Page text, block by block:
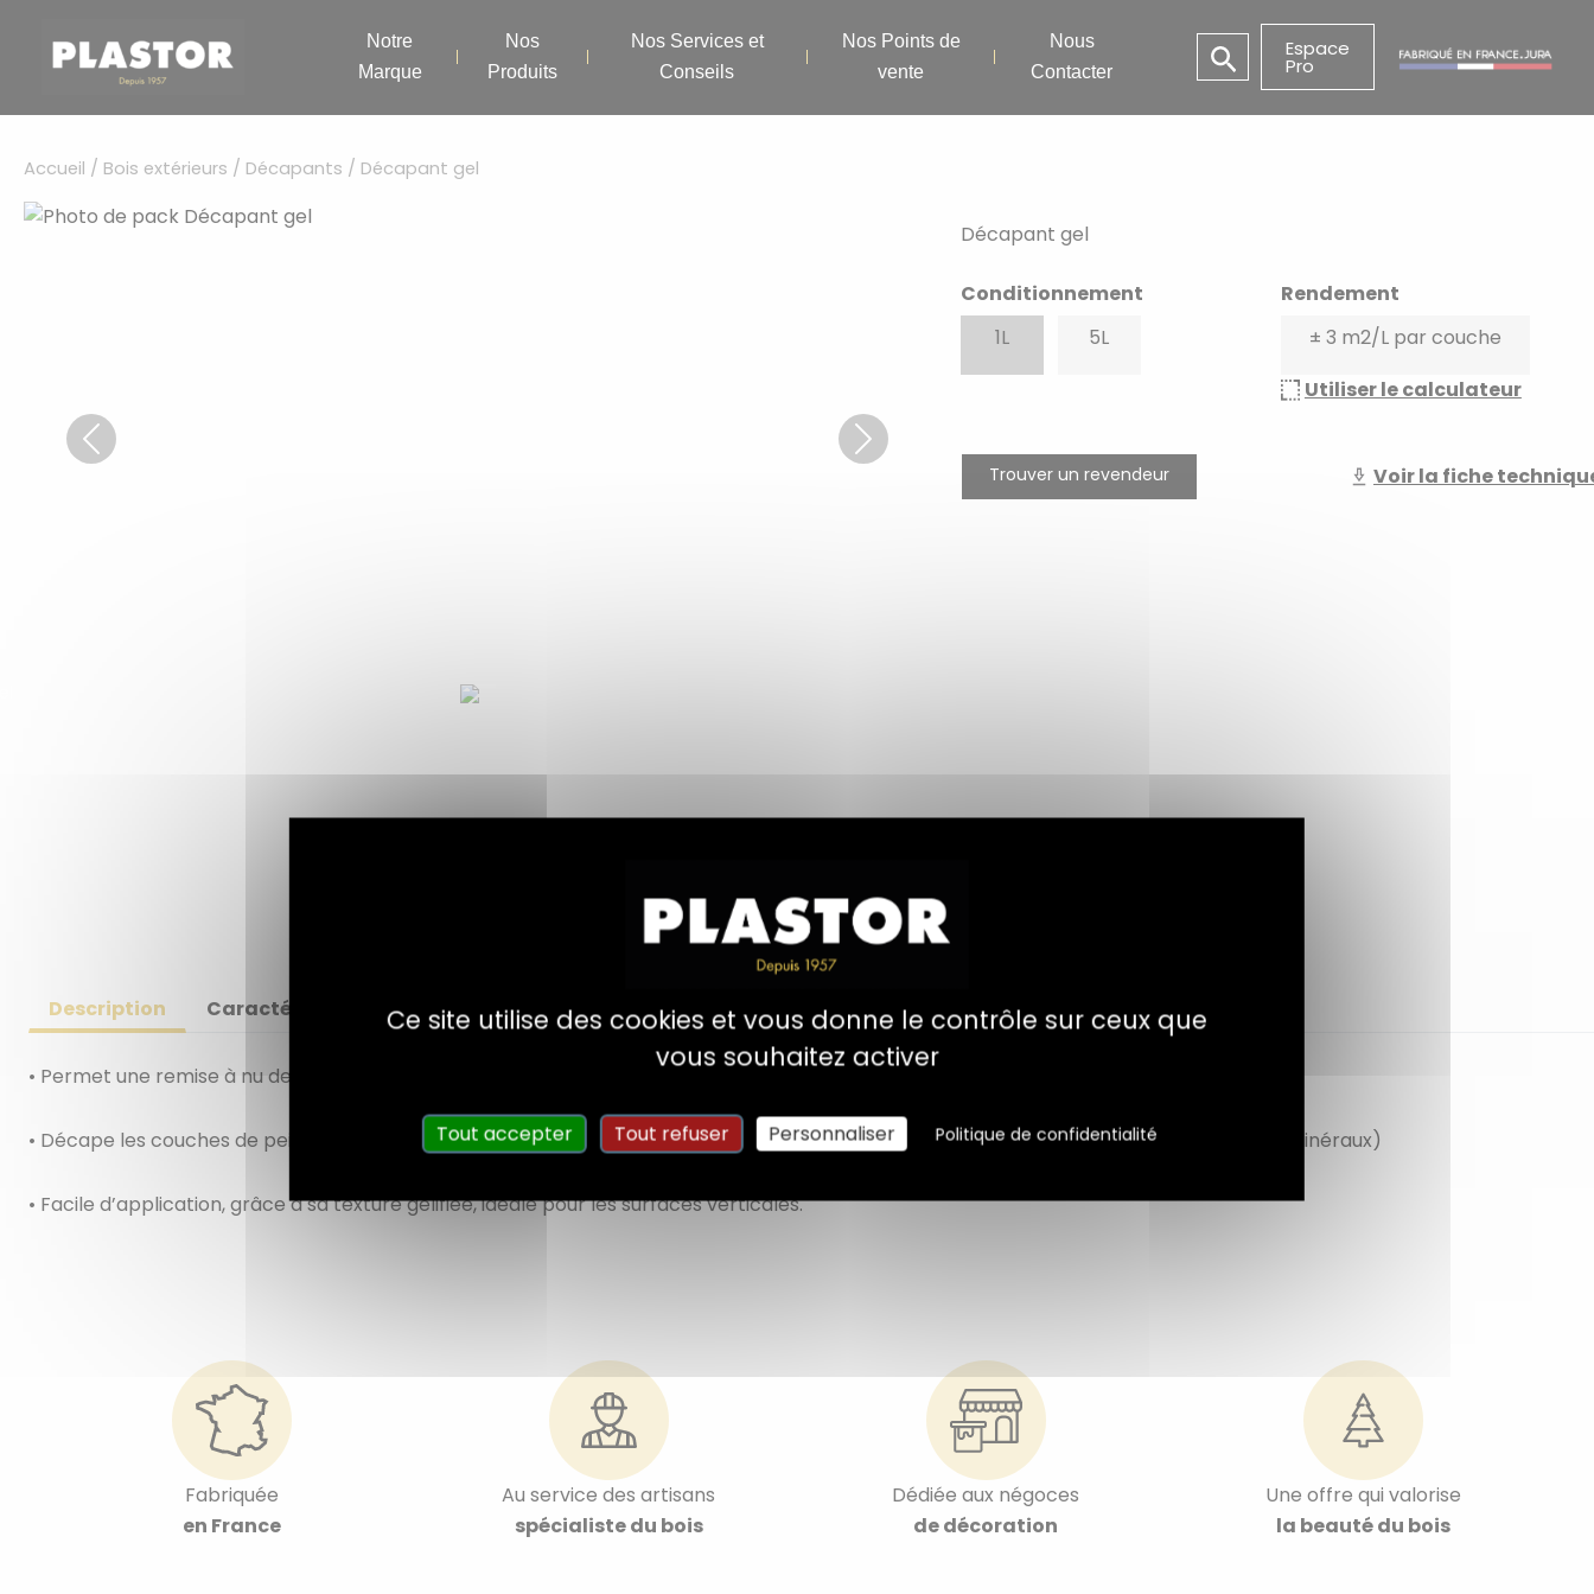
contenu
Notre
Marque
Nos
Produits
Nos Services et
Conseils
Nos Points de
vente
Nous
Contacter
Espace
Pro
Accueil / Bois extérieurs / Décapants / Décapant gel
Previous Next
Décapant gel
Conditionnement
1L
5L
Rendement
± 3 m2/L par couche
Utiliser le calculateur
Trouver un revendeur Voir la fiche
Description Caractéristiques Informations réglementaires Documents Avis
• Permet une remise à nu des supports sur surfaces horizontales et verticales.
• Décape les couches de peintures, vernis, lasures, vitrificateurs, colles, mastics (à l’exclusion des revêtements industriels), crépis (hors minéraux)
• Facile d’application, grâce à sa texture gélifiée, idéale pour les surfaces verticales.
Fabriquée
en France
Au service des artisans
spécialiste du bois
Dédiée aux négoces
de décoration
Une offre qui valorise
la beauté du bois
Ce site utilise des cookies et vous donne le contrôle sur ceux que
vous souhaitez activer
Tout accepter Tout refuser Personnaliser Politique de confidentialité